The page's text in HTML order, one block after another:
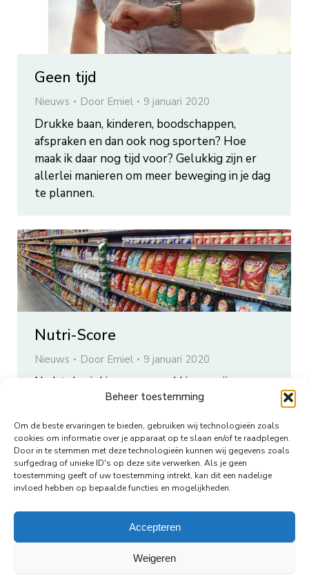
Beheer toestemming
Om de beste ervaringen te bieden, gebruiken wij technologieën zoals
cookies om informatie over je apparaat op te slaan en/of te raadplegen.
Door in te stemmen met deze technologieën kunnen wij gegevens zoals
surfgedrag of unieke ID's op deze site verwerken. Als je geen
toestemming geeft of uw toestemming intrekt, kan dit een nadelige
invloed hebben op bepaalde functies en mogelijkheden.
Accepteren
Weigeren
Geen tijd
Nieuws Door Emiel 9 januari 2020
Drukke baan, kinderen, boodschappen,
afspraken en dan ook nog sporten? Hoe
maak ik daar nog tijd voor? Gelukkig zijn er
allerlei manieren om meer beweging in je dag
te plannen.
Nutri-Score
Nieuws Door Emiel 9 januari 2020
Nadat de vinkjes van verpakkingen zijn
gehaald bleek er behoefte aan een nieuw
Score.
← 1 … 17 18 19 20
21
35 →